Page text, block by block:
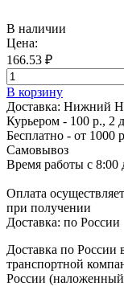
В наличии
Цена:
166.53 ₽
В корзину
Доставка: Нижний
Курьером - 100 р., 2
Бесплатно - от 1000
Самовывоз
Время работы с 8:00
Оплата
при получении
Доставка: по России
Доставка по
транспортной
России